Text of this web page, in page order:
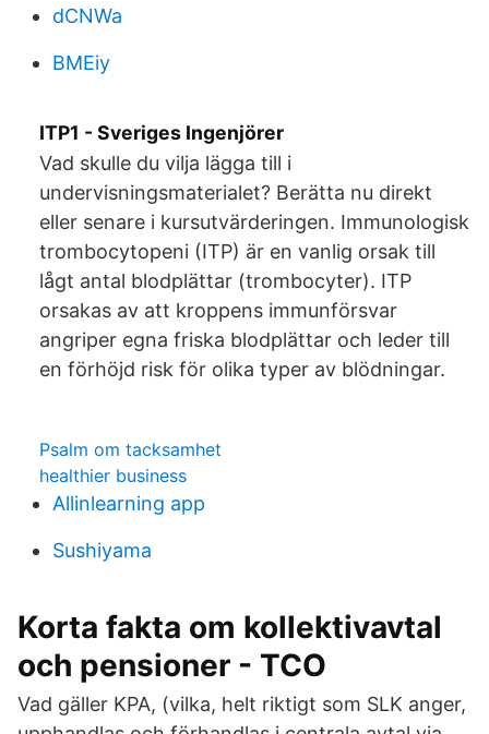
dCNWa
BMEiy
ITP1 - Sveriges Ingenjörer
Vad skulle du vilja lägga till i
undervisningsmaterialet? Berätta nu direkt
eller senare i kursutvärderingen. Immunologisk
trombocytopeni (ITP) är en vanlig orsak till
lågt antal blodplättar (trombocyter). ITP
orsakas av att kroppens immunförsvar
angriper egna friska blodplättar och leder till
en förhöjd risk för olika typer av blödningar.
Psalm om tacksamhet
healthier business
Allinlearning app
Sushiyama
Korta fakta om kollektivavtal
och pensioner - TCO
Vad gäller KPA, (vilka, helt riktigt som SLK anger,